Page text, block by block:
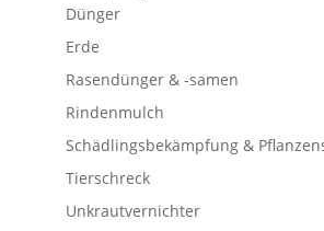
Dünger
Erde
Rasendünger & -samen
Rindenmulch
Schädlingsbekämpfung &
Tierschreck
Unkrautvernichter